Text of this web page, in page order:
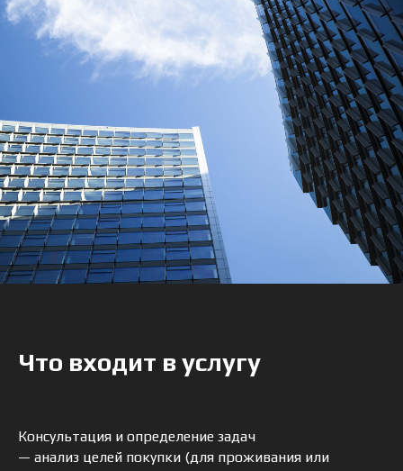
Что входит в услугу
Консультация и определение задач
— анализ целей покупки (для проживания или